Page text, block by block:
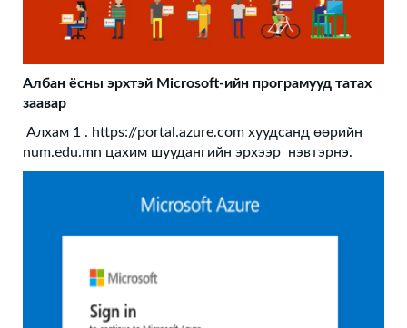
Албан ёсны эрхтэй Microsoft-ийн програмууд татах
заавар
Алхам 1 . https://portal.azure.com хуудсанд өөрийн
num.edu.mn цахим шуудангийн эрхээр нэвтэрнэ.